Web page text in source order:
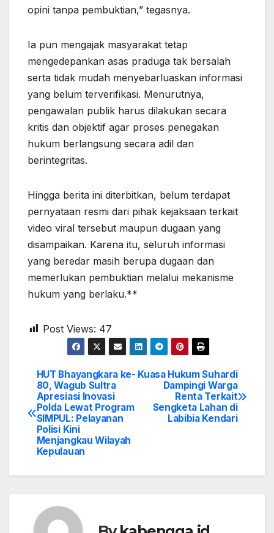
opini tanpa pembuktian,” tegasnya.
Ia pun mengajak masyarakat tetap
mengedepankan asas praduga tak bersalah
serta tidak mudah menyebarluaskan informasi
yang belum terverifikasi. Menurutnya,
pengawalan publik harus dilakukan secara
kritis dan objektif agar proses penegakan
hukum berlangsung secara adil dan
berintegritas.
Hingga berita ini diterbitkan, belum terdapat
pernyataan resmi dari pihak kejaksaan terkait
video viral tersebut maupun dugaan yang
disampaikan. Karena itu, seluruh informasi
yang beredar masih berupa dugaan dan
memerlukan pembuktian melalui mekanisme
hukum yang berlaku.**
Post Views: 47
Post
navigation
Kuasa Hukum Suhardi
Dampingi Warga
Renta Terkait
Sengketa Lahan di
Labibia Kendari
HUT Bhayangkara ke-
80, Wagub Sultra
Apresiasi Inovasi
Polda Lewat Program
SIMPUL: Pelayanan
Polisi Kini
Menjangkau Wilayah
Kepulauan